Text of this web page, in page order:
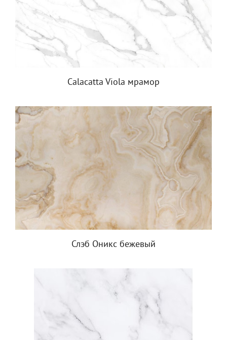
Calacatta Viola мрамор
Слэб Оникс бежевый